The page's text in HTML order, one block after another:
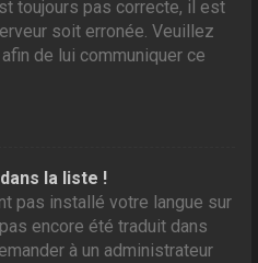
toujours pas correcte, il est
soit erronée. Veuillez
de lui communiquer ce
la liste !
pas installé votre langue sur
encore été traduit dans
à un administrateur